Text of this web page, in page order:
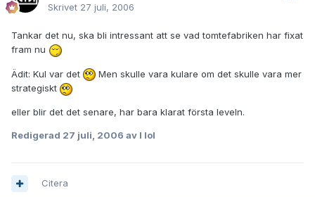
Skrivet 27 juli, 2006
Tankar det nu, ska bli intressant att se vad tomtefabriken har fixat
fram nu
Ädit: Kul var det
Men skulle vara kulare om det skulle vara mer
strategiskt
eller blir det det senare, har bara klarat första leveln.
Redigerad 27 juli, 2006 av I lol
Citera